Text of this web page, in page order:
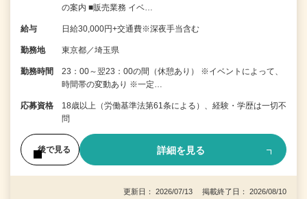
の案内 ■販売業務 イベ…
給与 日給30,000円+交通費※深夜手当含む
勤務地 東京都／埼玉県
勤務時間
23：00～翌23：00の間（休憩あり） ※イベントによって、
時間帯の変動あり ※一定…
応募資格
18歳以上（労働基準法第61条による）、経験・学歴は一切不
問
後で見る 詳細を見る
更新日： 2026/07/13 掲載終了日： 2026/08/10